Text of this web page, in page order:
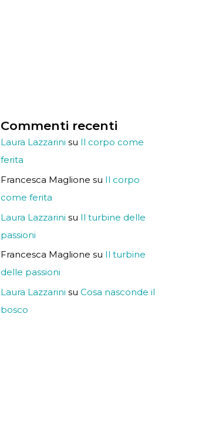
Commenti recenti
Laura Lazzarini su Il corpo come
ferita
Francesca Maglione su Il corpo
come ferita
Laura Lazzarini su Il turbine delle
passioni
Francesca Maglione su Il turbine
delle passioni
Laura Lazzarini su Cosa nasconde il
bosco